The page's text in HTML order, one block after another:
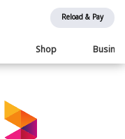
Reload & Pay
Shop